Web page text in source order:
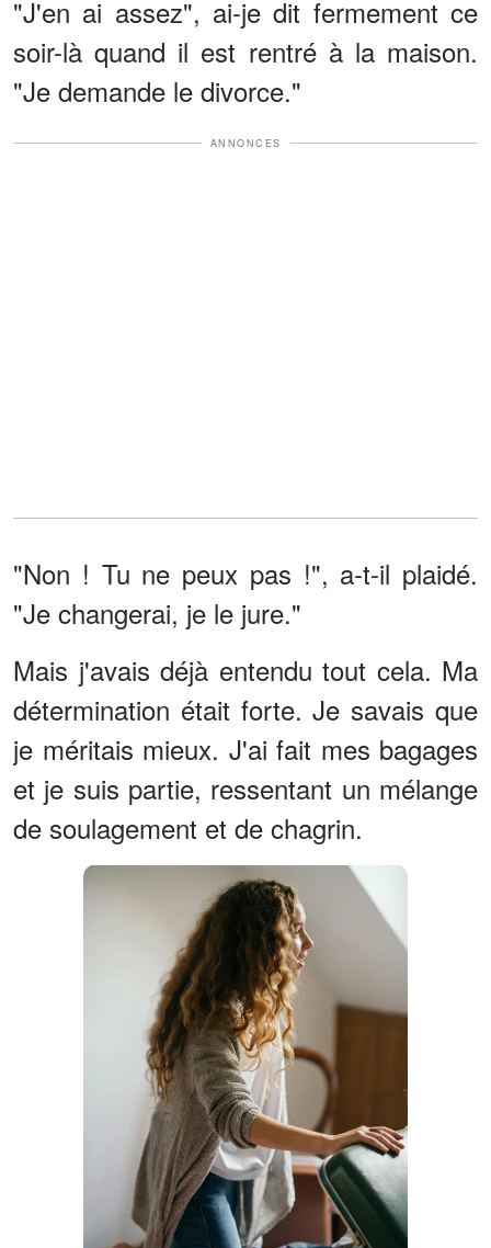
"J'en ai assez", ai-je dit fermement ce
soir-là quand il est rentré à la maison.
"Je demande le divorce."
ANNONCES
"Non ! Tu ne peux pas !", a-t-il plaidé.
"Je changerai, je le jure."
Mais j'avais déjà entendu tout cela. Ma
détermination était forte. Je savais que
je méritais mieux. J'ai fait mes bagages
et je suis partie, ressentant un mélange
de soulagement et de chagrin.